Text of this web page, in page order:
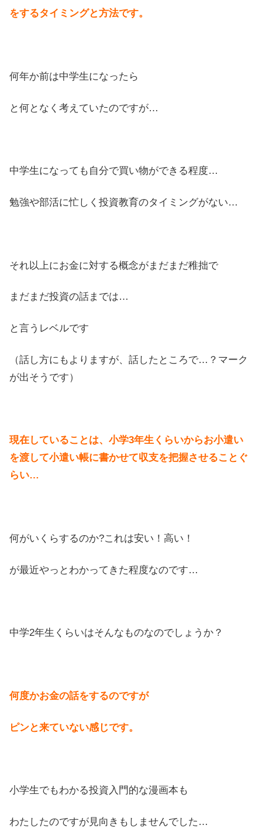
をするタイミングと方法です。
何年か前は中学生になったら
と何となく考えていたのですが…
中学生になっても自分で買い物ができる程度…
勉強や部活に忙しく投資教育のタイミングがない…
それ以上にお金に対する概念がまだまだ稚拙で
まだまだ投資の話までは…
と言うレベルです
（話し方にもよりますが、話したところで…？マーク
が出そうです）
現在していることは、小学3年生くらいからお小遣い
を渡して小遣い帳に書かせて収支を把握させることぐ
らい…
何がいくらするのか?これは安い！高い！
が最近やっとわかってきた程度なのです…
中学2年生くらいはそんなものなのでしょうか？
何度かお金の話をするのですが
ピンと来ていない感じです。
小学生でもわかる投資入門的な漫画本も
わたしたのですが見向きもしませんでした…